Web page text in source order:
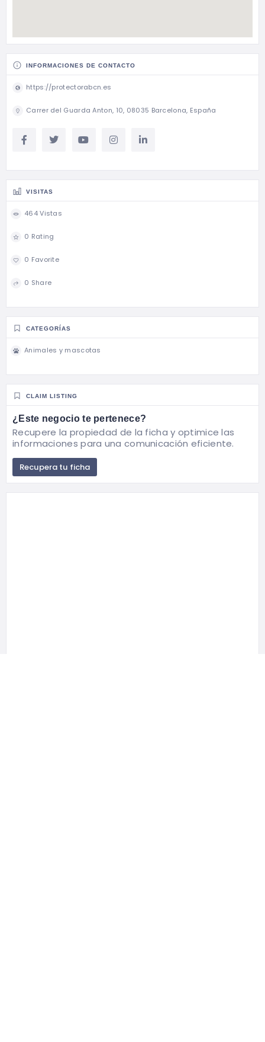
INFORMACIONES DE CONTACTO
https://protectorabcn.es
Carrer del Guarda Anton, 10, 08035 Barcelona, España
VISITAS
464 Vistas
0 Rating
0 Favorite
0 Share
CATEGORÍAS
Animales y mascotas
CLAIM LISTING
¿Este negocio te pertenece?
Recupere la propiedad de la ficha y optimice las
informaciones para una comunicación eficiente.
Recupera tu ficha